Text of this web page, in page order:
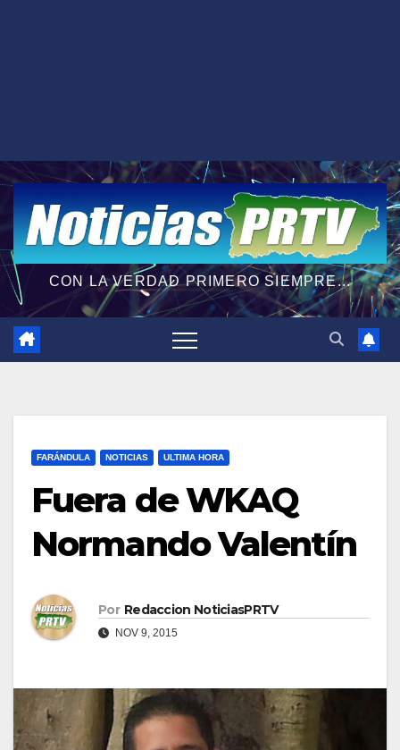
CON LA VERDAD PRIMERO SIEMPRE...
FARÁNDULA NOTICIAS ULTIMA HORA
Fuera de WKAQ
Normando Valentín
Por Redaccion NoticiasPRTV
NOV 9, 2015